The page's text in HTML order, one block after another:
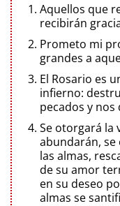
Aquellos que
recibirán
Prometo mi
grandes a
El Rosario es
infierno:
pecados y nos
Se otorgará la
abundarán, se
las almas,
de su amor
en su deseo
almas se